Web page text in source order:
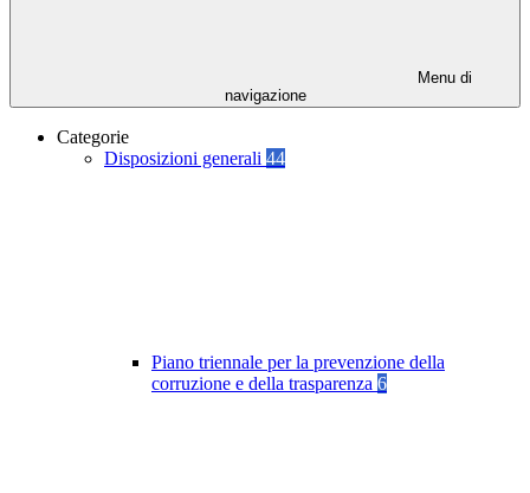
Menu di
navigazione
Categorie
Disposizioni generali 44
Piano triennale per la prevenzione della
corruzione e della trasparenza 6